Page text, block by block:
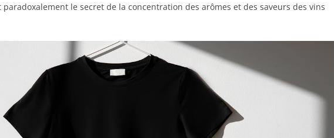
le secret de la concentration des arômes et des saveurs des vins